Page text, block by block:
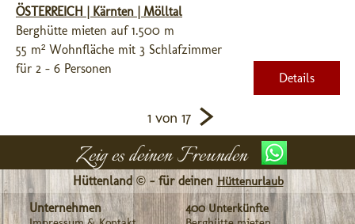
ÖSTERREICH | Kärnten | Mölltal
Berghütte mieten auf 1.500 m
55 m² Wohnfläche mit 3 Schlafzimmer
für 2 - 6 Personen
Details
1 von 17 >
Zeig es deinen Freunden
Hüttenland © - für deinen Hüttenurlaub
Unternehmen
400 Unterkünfte